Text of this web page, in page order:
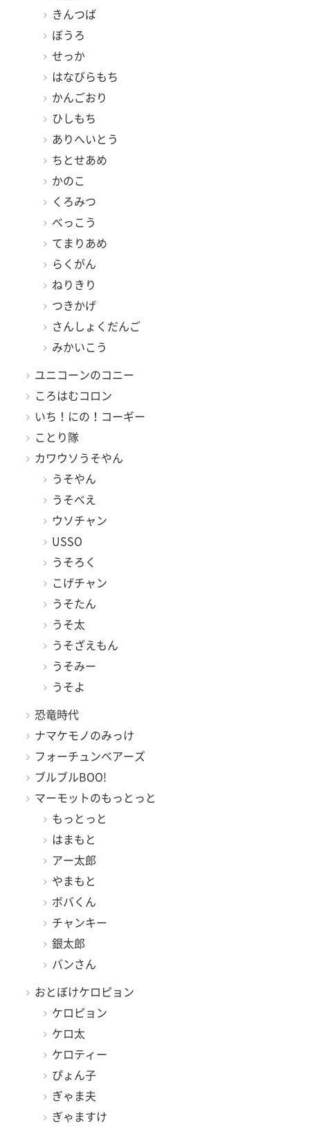
きんつば
ぼうろ
せっか
はなびらもち
かんごおり
ひしもち
ありへいとう
ちとせあめ
かのこ
くろみつ
べっこう
てまりあめ
らくがん
ねりきり
つきかげ
さんしょくだんご
みかいこう
ユニコーンのコニー
ころはむコロン
いち！にの！コーギー
ことり隊
カワウソうそやん
うそやん
うそべえ
ウソチャン
USSO
うそろく
こげチャン
うそたん
うそ太
うそざえもん
うそみー
うそよ
恐竜時代
ナマケモノのみっけ
フォーチュンベアーズ
ブルブルBOO!
マーモットのもっとっと
もっとっと
はまもと
アー太郎
やまもと
ボバくん
チャンキー
銀太郎
バンさん
おとぼけケロピョン
ケロピョン
ケロ太
ケロティー
ぴょん子
ぎゃま夫
ぎゃますけ